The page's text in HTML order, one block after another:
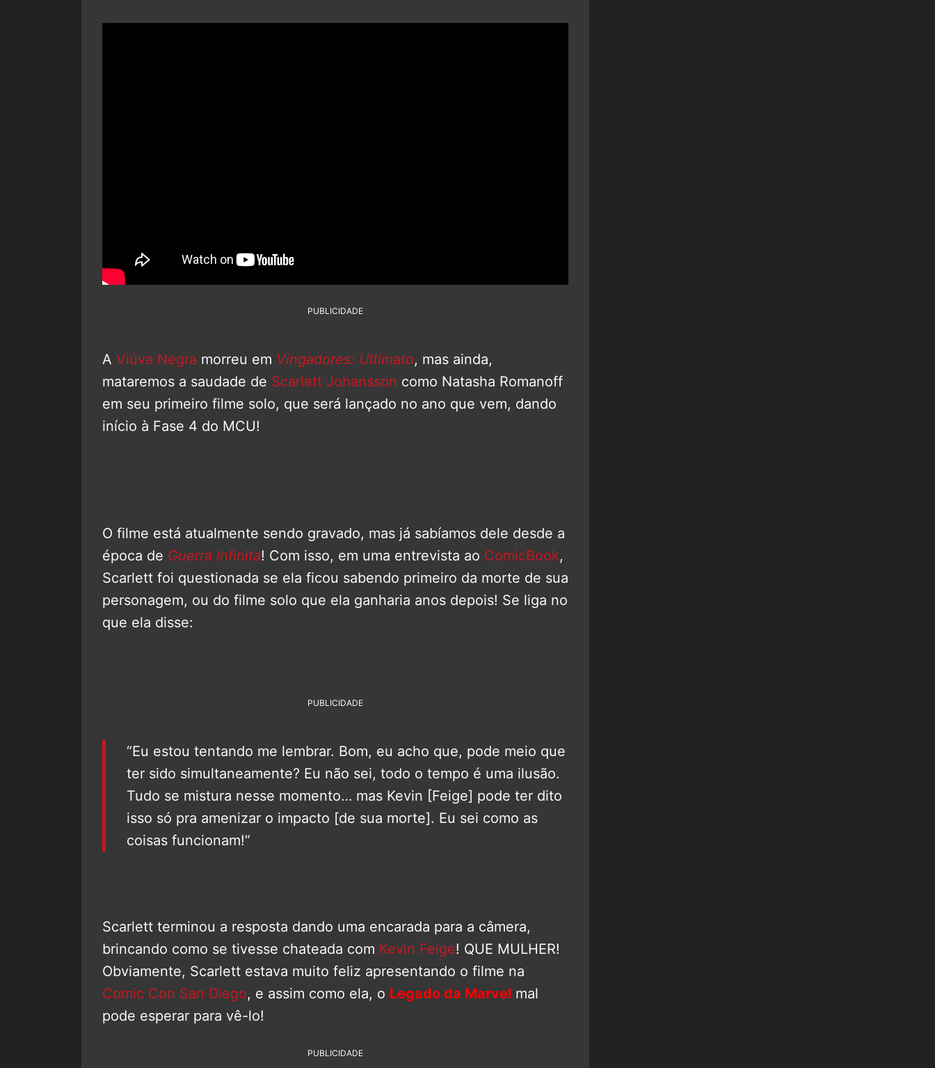
PUBLICIDADE
A Viúva Negra morreu em Vingadores: Ultimato, mas ainda,
mataremos a saudade de Scarlett Johansson como Natasha Romanoff
em seu primeiro filme solo, que será lançado no ano que vem, dando
início à Fase 4 do MCU!
O filme está atualmente sendo gravado, mas já sabíamos dele desde a
época de Guerra Infinita! Com isso, em uma entrevista ao ComicBook,
Scarlett foi questionada se ela ficou sabendo primeiro da morte de sua
personagem, ou do filme solo que ela ganharia anos depois! Se liga no
que ela disse:
PUBLICIDADE
“Eu estou tentando me lembrar. Bom, eu acho que, pode meio que
ter sido simultaneamente? Eu não sei, todo o tempo é uma ilusão.
Tudo se mistura nesse momento… mas Kevin [Feige] pode ter dito
isso só pra amenizar o impacto [de sua morte]. Eu sei como as
coisas funcionam!”
Scarlett terminou a resposta dando uma encarada para a câmera,
brincando como se tivesse chateada com Kevin Feige! QUE MULHER!
Obviamente, Scarlett estava muito feliz apresentando o filme na
Comic Con San Diego, e assim como ela, o Legado da Marvel mal
pode esperar para vê-lo!
PUBLICIDADE